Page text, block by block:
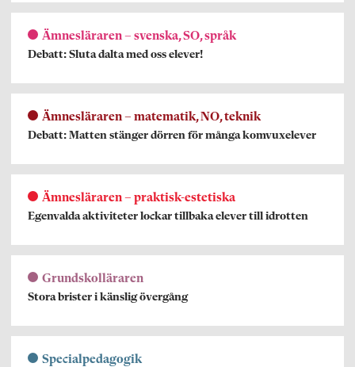
Ämnesläraren – svenska, SO, språk
Debatt: Sluta dalta med oss elever!
Ämnesläraren – matematik, NO, teknik
Debatt: Matten stänger dörren för många komvuxelever
Ämnesläraren – praktisk-estetiska
Egenvalda aktiviteter lockar tillbaka elever till idrotten
Grundskolläraren
Stora brister i känslig övergång
Specialpedagogik